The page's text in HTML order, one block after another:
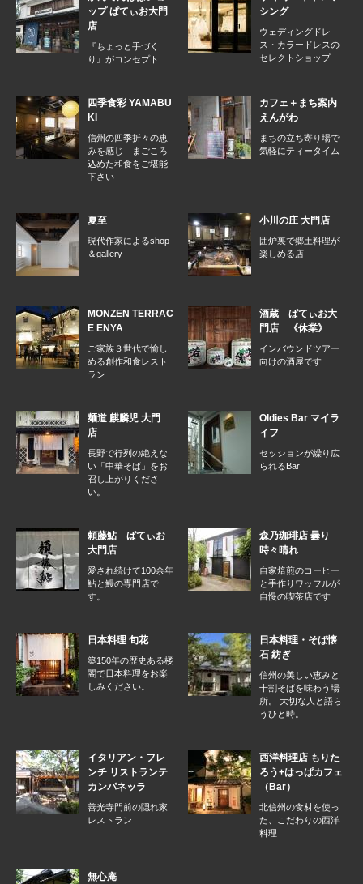
ップ ぱてぃお大門
店
『ちょっと手づく
り』がコンセプト
シング
ウェディングドレ
ス・カラードレスの
セレクトショップ
四季食彩 YAMABU
KI
信州の四季折々の恵
みを感じ まごころ
込めた和食をご堪能
下さい
カフェ＋まち案内
えんがわ
まちの立ち寄り場で
気軽にティータイム
夏至
現代作家によるshop
＆gallery
小川の庄 大門店
囲炉裏で郷土料理が
楽しめる店
MONZEN TERRAC
E ENYA
ご家族３世代で愉し
める創作和食レスト
ラン
酒蔵 ぱてぃお大
門店 《休業》
インバウンドツアー
向けの酒屋です
麺道 麒麟児 大門
店
長野で行列の絶えな
い「中華そば」をお
召し上がりくださ
い。
Oldies Bar マイラ
イフ
セッションが繰り広
られるBar
頼藤鮎 ぱてぃお
大門店
愛され続けて100余年
鮎と鰻の専門店で
す。
森乃珈琲店 曇り
時々晴れ
自家焙煎のコーヒー
と手作りワッフルが
自慢の喫茶店です
日本料理 旬花
築150年の歴史ある楼
閣で日本料理をお楽
しみください。
日本料理・そば懐
石 紡ぎ
信州の美しい恵みと
十割そばを味わう場
所。 大切な人と語ら
うひと時。
イタリアン・フレ
ンチ リストランテ
カンパネッラ
善光寺門前の隠れ家
レストラン
西洋料理店 もりた
ろう+はっぱカフェ
（Bar）
北信州の食材を使っ
た、こだわりの西洋
料理
無心庵